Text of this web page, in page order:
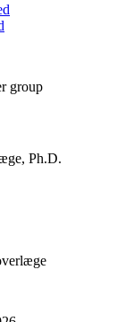
group
Ph.D.